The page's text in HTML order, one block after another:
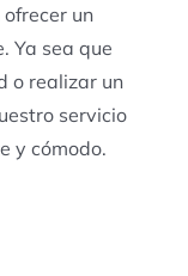
un
Ya sea que
o realizar un
servicio
y cómodo.